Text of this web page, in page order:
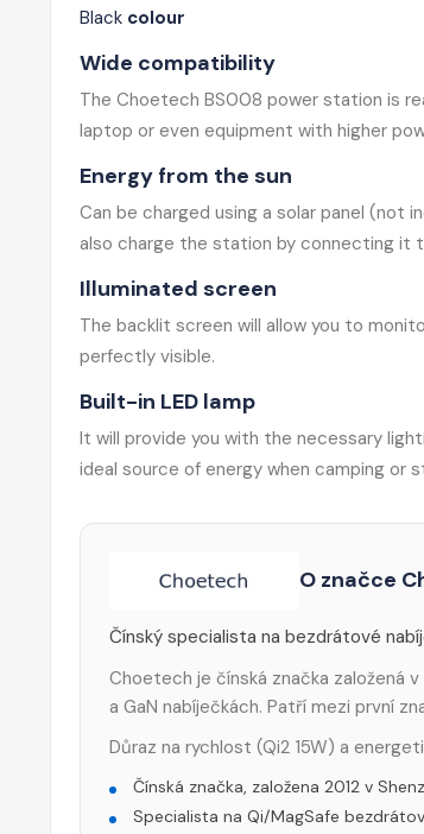
Black colour
Wide compatibility
The Choetech BS008 power station is
laptop or even equipment with higher
Energy from the sun
Can be charged using a solar panel (not
also charge the station by connecting it
Illuminated screen
The backlit screen will allow you to
perfectly visible.
Built-in LED lamp
It will provide you with the necessary
ideal source of energy when camping or
O značce
Čínský specialista na bezdrátové
Choetech je čínská značka založená
a GaN nabíječkách. Patří mezi první
Důraz na rychlost (Qi2 15W) a
Čínská značka, založena 2012 v
Specialista na Qi/MagSafe